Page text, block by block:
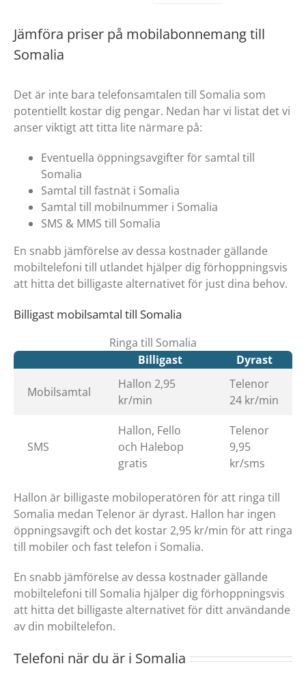
Jämföra priser på mobilabonnemang till
Somalia
Det är inte bara telefonsamtalen till Somalia som
potentiellt kostar dig pengar. Nedan har vi listat det vi
anser viktigt att titta lite närmare på:
Eventuella öppningsavgifter för samtal till
Somalia
Samtal till fastnät i Somalia
Samtal till mobilnummer i Somalia
SMS & MMS till Somalia
En snabb jämförelse av dessa kostnader gällande
mobiltelefoni till utlandet hjälper dig förhoppningsvis
att hitta det billigaste alternativet för just dina behov.
Billigast mobilsamtal till Somalia
Ringa till Somalia
Billigast
Dyrast
Mobilsamtal
Hallon 2,95
kr/min
Telenor
24 kr/min
SMS
Hallon, Fello
och Halebop
gratis
Telenor
9,95
kr/sms
Hallon är billigaste mobiloperatören för att ringa till
Somalia medan Telenor är dyrast. Hallon har ingen
öppningsavgift och det kostar 2,95 kr/min för att ringa
till mobiler och fast telefon i Somalia.
En snabb jämförelse av dessa kostnader gällande
mobiltelefoni till Somalia hjälper dig förhoppningsvis
att hitta det billigaste alternativet för ditt användande
av din mobiltelefon.
Telefoni när du är i Somalia